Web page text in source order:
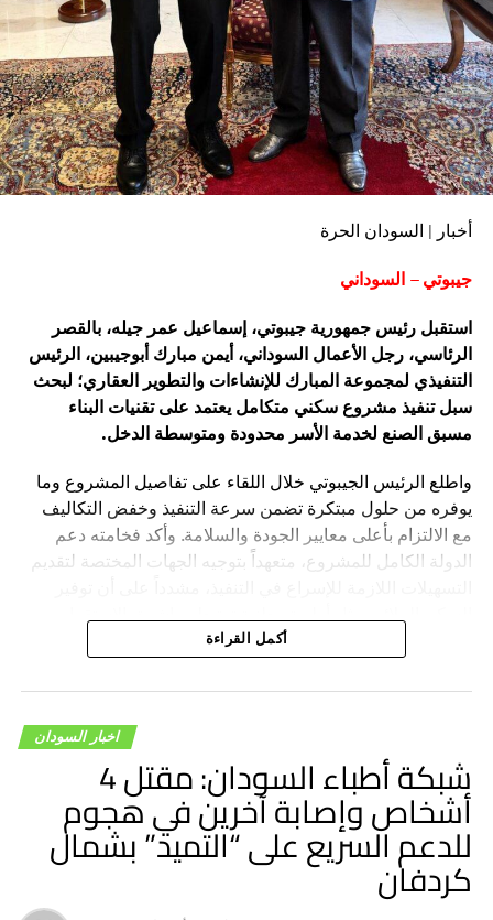
أخبار | السودان الحرة
جيبوتي – السوداني
استقبل رئيس جمهورية جيبوتي، إسماعيل عمر جيله، بالقصر
الرئاسي، رجل الأعمال السوداني، أيمن مبارك أبوجيبين، الرئيس
التنفيذي لمجموعة المبارك للإنشاءات والتطوير العقاري؛ لبحث
سبل تنفيذ مشروع سكني متكامل يعتمد على تقنيات البناء
مسبق الصنع لخدمة الأسر محدودة ومتوسطة الدخل.
واطلع الرئيس الجيبوتي خلال اللقاء على تفاصيل المشروع وما
يوفره من حلول مبتكرة تضمن سرعة التنفيذ وخفض التكاليف
مع الالتزام بأعلى معايير الجودة والسلامة. وأكد فخامته دعم
الدولة الكامل للمشروع، متعهداً بتوجيه الجهات المختصة لتقديم
الاجتماعي ورؤية البلاد التنموية.
من جانبه، أعلن السيد أيمن مبارك أبوجيبين بدء الخطوات
جيبوتي لتكون المقر الرئيسي والإقليمي للمجموعة في القارة
الأفريقية ونقطة انطلاق لاستثماراتها القادمة، مثمناً الدعم
الرئاسي والبيئة الاستثمارية الجاذبة التي توفرها الدولة.
أكمل القراءة
اخبار السودان
شبكة أطباء السودان: مقتل 4
أشخاص وإصابة آخرين في هجوم
للدعم السريع على “التميد” بشمال
كردفان